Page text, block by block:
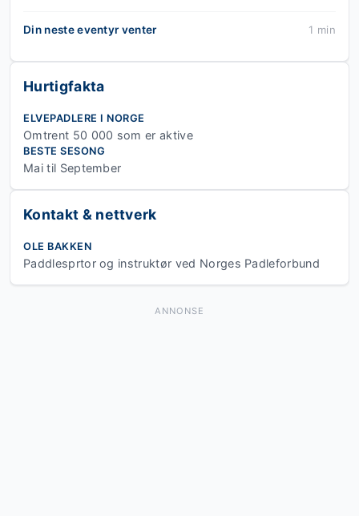
Din neste eventyr venter 1 min
Hurtigfakta
ELVEPADLERE I NORGE
Omtrent 50 000 som er aktive
BESTE SESONG
Mai til September
Kontakt & nettverk
OLE BAKKEN
Paddlesprtor og instruktør ved Norges Padleforbund
ANNONSE